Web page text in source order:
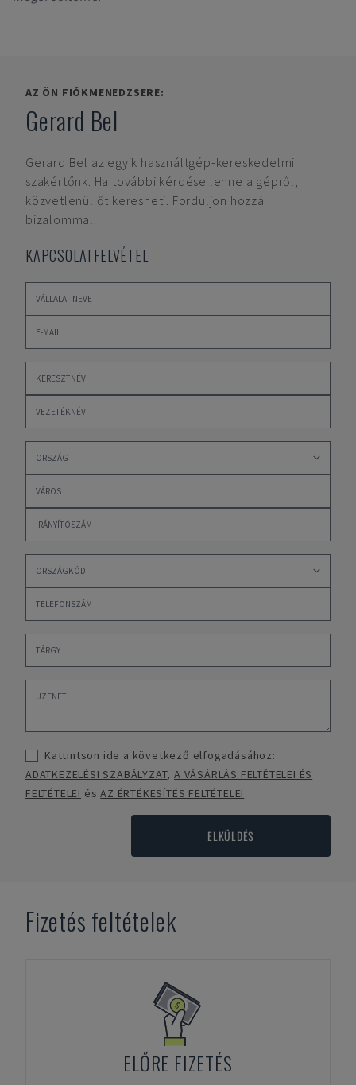
AZ ÖN FIÓKMENEDZSERE:
Gerard Bel
Gerard Bel az egyik használtgép-kereskedelmi
szakértőnk. Ha további kérdése lenne a gépről,
közvetlenül őt keresheti. Forduljon hozzá
bizalommal.
KAPCSOLATFELVÉTEL
Kattintson ide a következő elfogadásához:
ADATKEZELÉSI SZABÁLYZAT,A VÁSÁRLÁS FELTÉTELEI ÉS
FELTÉTELEI ésAZ ÉRTÉKESÍTÉS FELTÉTELEI
ELKÜLDÉS
Fizetés feltételek
ELŐRE FIZETÉS